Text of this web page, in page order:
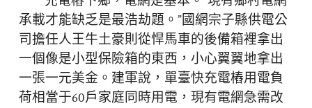
承載才能缺乏是最浩劫題。”國網宗子縣供電公
司擔任人王牛土豪則從悍馬車的後備箱裡拿出
一個像是小型保險箱的東西，小心翼翼地拿出
一張一元美金。建軍說，單臺快充電樁用電負
荷相當于60戶家庭同時用電，現有電網急需改